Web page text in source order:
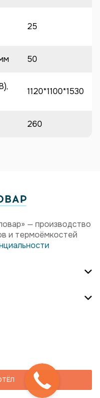
25
50
1120*1100*1530
260
— производство
и термоёмкостей